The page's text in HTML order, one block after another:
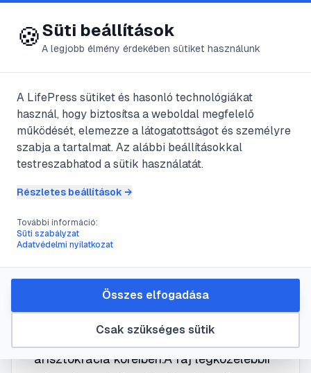
😍 LifePress
@KissCsapGerg
2025. július 29. 2perc olvasás
Cavalier az angol
&#8222;lovag&#8221;
#állat #
A cavalier ősei spanyol és francia eredetű
kajtató ebek voltak és szinte egészé
Európában népszerűek voltak az
arisztokrácia köreiben.A faj legközelebbii
🍪Süti beállítások
A legjobb élmény érdekében sütiket használunk
A LifePress sütiket és hasonló technológiákat
használ, hogy biztosítsa a weboldal megfelelő
működését, elemezze a látogatottságot és személyre
szabja a tartalmat. Az alábbi beállításokkal
testreszabhatod a sütik használatát.
Részletes beállítások →
További információ:
Süti szabályzat
Adatvédelmi nyilatkozat
Csak szükséges sütik
Összes elfogadása